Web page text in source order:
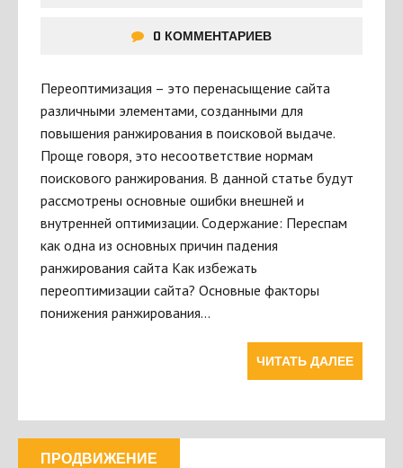
0 КОММЕНТАРИЕВ
Переоптимизация – это перенасыщение сайта
различными элементами, созданными для
повышения ранжирования в поисковой выдаче.
Проще говоря, это несоответствие нормам
поискового ранжирования. В данной статье будут
рассмотрены основные ошибки внешней и
внутренней оптимизации. Содержание: Переспам
как одна из основных причин падения
ранжирования сайта Как избежать
переоптимизации сайта? Основные факторы
понижения ранжирования…
ЧИТАТЬ ДАЛЕЕ
ПРОДВИЖЕНИЕ